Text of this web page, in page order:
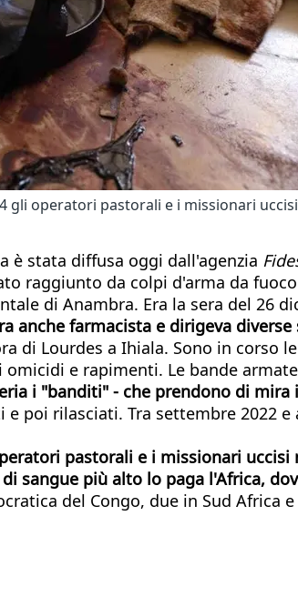
gli operatori pastorali e i missionari
è stata diffusa oggi dall'agenzia
raggiunto da colpi d'arma da
di Anambra. Era la sera del 26
anche farmacista e dirigeva
di Lourdes a Ihiala. Sono in
e rapimenti. Le bande
i "banditi" - che prendono di
poi rilasciati. Tra settembre 2022
pastorali e i missionari uccisi
sangue più alto lo paga l'Africa,
del Congo, due in Sud Africa